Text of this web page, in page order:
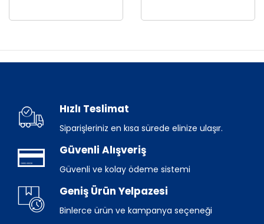
Hızlı Teslimat
Siparişleriniz en kısa sürede elinize ulaşır.
Güvenli Alışveriş
Güvenli ve kolay ödeme sistemi
Geniş Ürün Yelpazesi
Binlerce ürün ve kampanya seçeneği